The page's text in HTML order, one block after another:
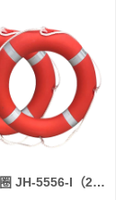
A108-救生圈 JH-5556-I（2.5kg）/JH-5556-II（4.3kg） CCS/EC证书（厚度110mm，道明反光带）